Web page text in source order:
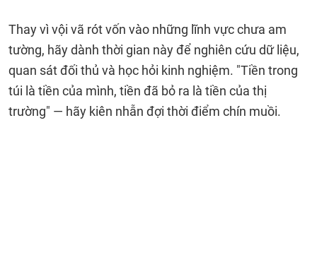
Thay vì vội vã rót vốn vào những lĩnh vực chưa am
tường, hãy dành thời gian này để nghiên cứu dữ liệu,
quan sát đối thủ và học hỏi kinh nghiệm. "Tiền trong
túi là tiền của mình, tiền đã bỏ ra là tiền của thị
trường" — hãy kiên nhẫn đợi thời điểm chín muồi.